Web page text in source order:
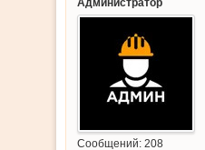
Сообщений:208